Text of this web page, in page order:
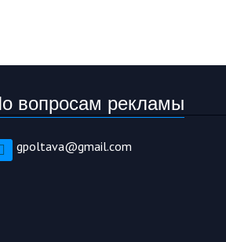
вопросам рекламы
gpoltava@gmail.com